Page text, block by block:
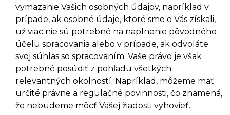
vymazanie Vašich osobných údajov, napríklad v
prípade, ak osobné údaje, ktoré sme o Vás získali,
už viac nie sú potrebné na naplnenie pôvodného
účelu spracovania alebo v prípade, ak odvoláte
svoj súhlas so spracovaním. Vaše právo je však
potrebné posúdiť z pohľadu všetkých
relevantných okolností. Napríklad, môžeme mať
určité právne a regulačné povinnosti, čo znamená,
že nebudeme môcť Vašej žiadosti vyhovieť.